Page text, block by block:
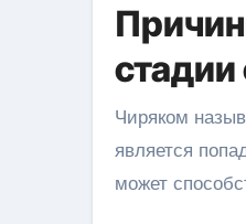
стадии
Чиряком
является
может